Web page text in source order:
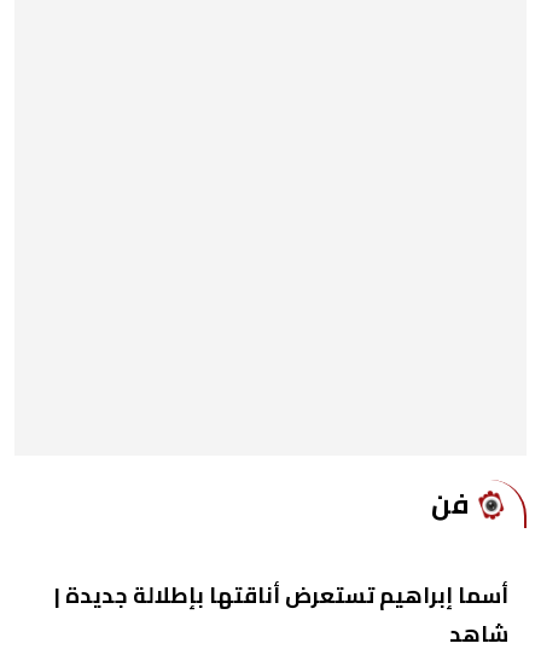
فن
أسما إبراهيم تستعرض أناقتها بإطلالة جديدة |
شاهد